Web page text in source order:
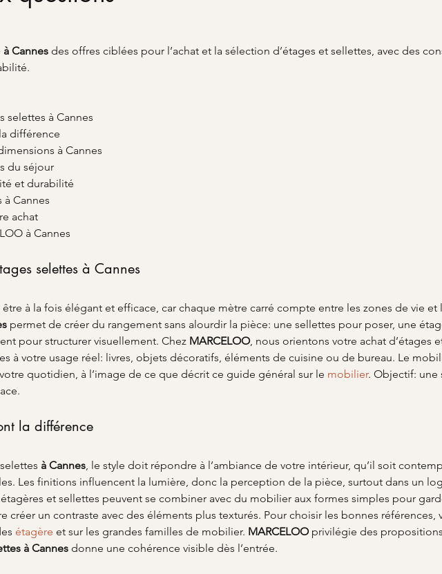
à Cannes des offres ciblées pour l’achat et la sélection d’étages et sellettes, avec des
selettes à Cannes
différence
à Cannes
du séjour
et durabilité
Cannes
achat
à Cannes
selettes à Cannes
à la fois élégant et efficace, car chaque mètre carré compte entre les zones de vie et
permet de créer du rangement sans alourdir la pièce: une sellettes pour poser, une
pour structurer visuellement. Chez MARCELOO, nous orientons votre achat d’étages
à votre usage réel: livres, objets décoratifs, éléments de cuisine ou de bureau. Le
quotidien, à l’image de ce que décrit ce guide général sur le mobilier. Objectif: une
la différence
à Cannes, le style doit répondre à l’ambiance de votre intérieur, qu’il soit
Les finitions influencent la lumière, donc la perception de la pièce, surtout dans un
et sellettes peuvent se combiner avec du mobilier aux formes simples pour
créer un contraste avec des éléments plus texturés. Pour choisir les bonnes références,
étagère et sur les grandes familles de mobilier. MARCELOO privilégie des
à Cannes donne une cohérence visible dès l’entrée.